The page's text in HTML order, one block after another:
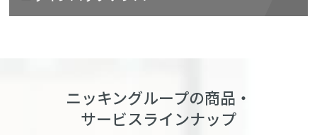
ニッキングループの商品・
サービスラインナップ